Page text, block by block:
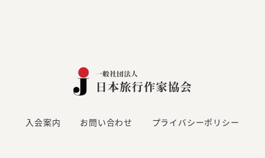
入会案内 お問い合わせ プライバシーポリシー